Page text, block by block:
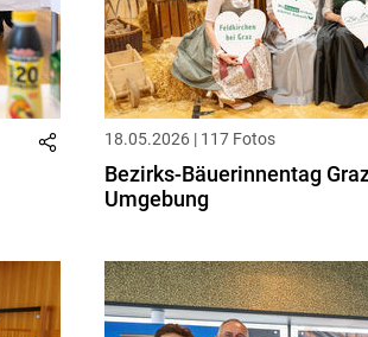
18.05.2026 | 117 Fotos
Bezirks-Bäuerinnentag
Umgebung